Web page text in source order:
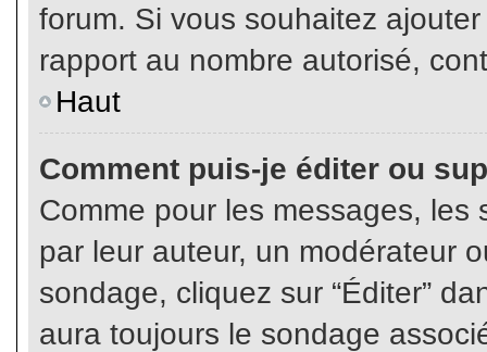
forum. Si vous souhaitez
rapport au nombre autorisé,
Haut
Comment puis-je éditer ou
Comme pour les messages,
par leur auteur, un modérateur
sondage, cliquez sur “Éditer”
aura toujours le sondage